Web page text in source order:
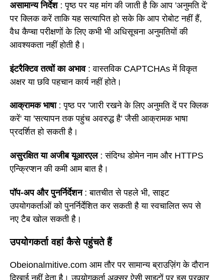
असामान्य निर्देश: पृष्ठ पर यह मांग की जाती है कि आप 'अनुमति दें'
पर क्लिक करें ताकि यह सत्यापित हो सके कि आप रोबोट नहीं हैं,
वैध कैप्चा परीक्षणों के लिए कभी भी अधिसूचना अनुमतियों की
आवश्यकता नहीं होती है।
इंटरैक्टिव तत्वों का अभाव: वास्तविक CAPTCHAs में विकृत
अक्षर या छवि पहचान कार्य नहीं होते।
आक्रामक भाषा: पृष्ठ पर 'जारी रखने के लिए अनुमति दें पर क्लिक
करें' या 'सत्यापन तक पहुंच अवरुद्ध है' जैसी आक्रामक भाषा
प्रदर्शित हो सकती है।
असुरक्षित या अजीब यूआरएल: संदिग्ध डोमेन नाम और HTTPS
एन्क्रिप्शन की कमी आम बात है।
पॉप-अप और पुनर्निर्देशन: बातचीत से पहले भी, साइट
उपयोगकर्ताओं को पुनर्निर्देशित कर सकती है या स्वचालित रूप से
नए टैब खोल सकती है।
उपयोगकर्ता वहां कैसे पहुंचते हैं
Obeionalmitive.com आम तौर पर सामान्य ब्राउज़िंग के दौरान
दिखाई नहीं देता है। उपयोगकर्ता अक्सर ऐसी साइटों पर इस प्रकार